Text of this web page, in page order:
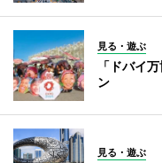
見る・遊ぶ
「ドバイ
ン
見る・遊ぶ